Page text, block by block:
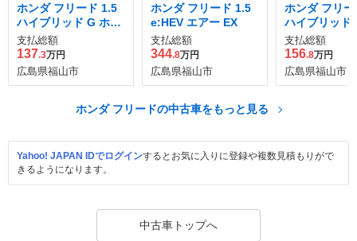
ホンダ フリード 1.5
ハイブリッド G ホン
ダセンシング
支払総額
137.3万円
広島県福山市
ホンダ フリード 1.5
e:HEV エアー EX
支払総額
344.8万円
広島県福山市
ホンダ フリ
ハイブリッド
支払総額
156.8万円
広島県福山市
ホンダ フリードの中古車をもっと見る
Yahoo! JAPAN IDでログインするとお気に入りに登録や複数見積もりがで
きるようになります。
中古車トップへ